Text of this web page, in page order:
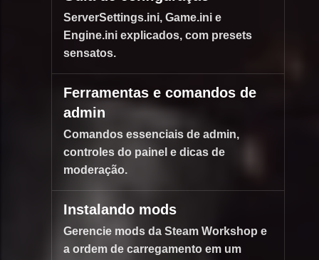
ServerSettings.ini, Game.ini e
Engine.ini explicados, com presets
sensatos.
Ferramentas e comandos de
admin
Comandos essenciais de admin,
controles do painel e dicas de
moderação.
Instalando mods
Gerencie mods da Steam Workshop e
a ordem de carregamento em um